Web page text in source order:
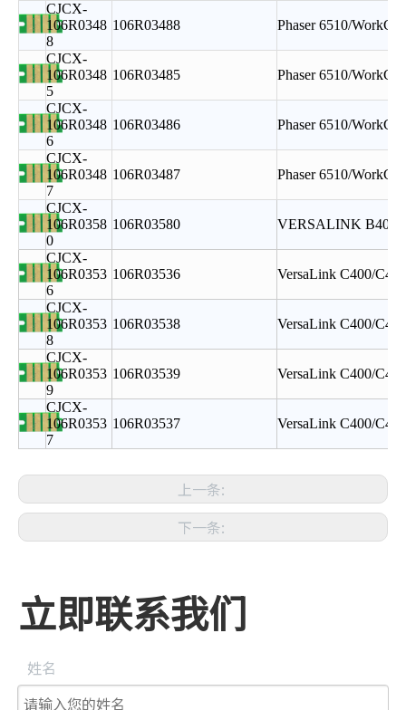
CJCX-
106R0348
8
106R03488 Phaser 6510/
CJCX-
106R0348
5
106R03485 Phaser 6510/
CJCX-
106R0348
6
106R03486 Phaser 6510/
CJCX-
106R0348
7
106R03487 Phaser 6510/
CJCX-
106R0358
0
106R03580 VERSALINK B400/
CJCX-
106R0353
6
106R03536 VersaLink C400/C405
CJCX-
106R0353
8
106R03538 VersaLink C400/C405
CJCX-
106R0353
9
106R03539 VersaLink C400/C405
CJCX-
106R0353
7
106R03537 VersaLink C400/C405
上一条:
下一条:
立即联系我们
姓名